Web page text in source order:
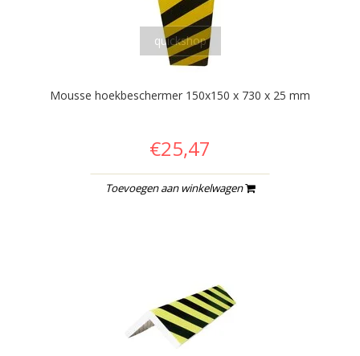
quickshop
Mousse hoekbeschermer 150x150 x 730 x 25 mm
€25,47
Toevoegen aan winkelwagen